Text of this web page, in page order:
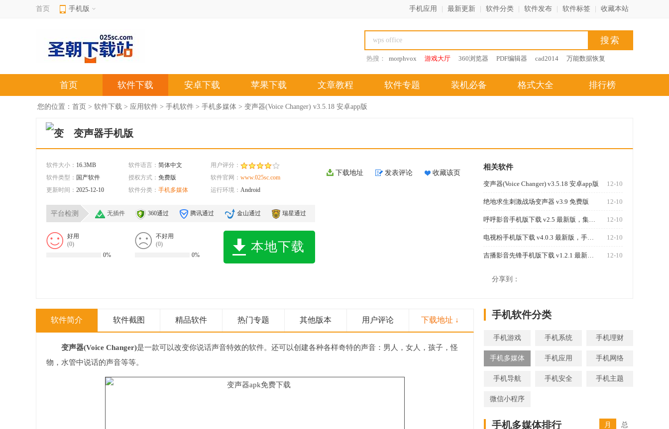
首页 手机版 手机应用 最新更新 软件分类 软件发布 软件标签 收藏本站
热搜： morphvox 游戏大厅 360浏览器 PDF编辑器 cad2014 万能数据恢复
首页 软件下载 安卓下载 苹果下载 文章教程 软件专题 装机必备 格式大全 排行榜
您的位置： 首页 > 软件下载 > 应用软件 > 手机软件 > 手机多媒体 > 变声器(Voice Changer) v3.5.18 安卓app版
变声器手机版
软件大小： 16.3MB 软件语言： 简体中文
用户评分：
软件类型： 国产软件 授权方式： 免费版 软件官网： www.025sc.com
更新时间： 2025-12-10 软件分类： 手机多媒体 运行环境： Android
平台检测 无插件 360通过 腾讯通过 金山通过 瑞星通过
好用
(0)
0%
不好用
(0)
0%
本地下载
下载地址 发表评论 收藏该页
相关软件
12-10
变声器(Voice Changer) v3.5.18 安卓app版
12-10
绝地求生刺激战场变声器 v3.9 免费版
12-10
呼呼影音手机版下载 v2.5 最新版，集电影、电视剧、娱乐综艺一体
12-10
电视粉手机版下载 v4.0.3 最新版，手机变移动电视看电视节目
12-10
吉播影音先锋手机版下载 v1.2.1 最新版，支持所有媒体格式
分享到：
软件简介 软件截图 精品软件 热门专题 其他版本 用户评论 下载地址 ↓
变声器(Voice Changer)是一款可以改变你说话声音特效的软件。还可以创建各种各样奇特的声音：男人，女人，孩子，怪
物，水管中说话的声音等等。
手机软件分类
手机游戏 手机系统 手机理财
手机多媒体 手机应用 手机网络
手机导航 手机安全 手机主题
微信小程序
手机多媒体排行 月 总